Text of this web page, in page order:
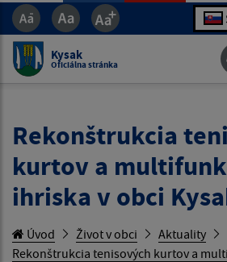
Kysak
Oficiálna stránka
Rekonštrukcia
kurtov a
ihriska v obci
Úvod Život v obci
Aktuality
Rekonštrukcia tenisových kurtov a